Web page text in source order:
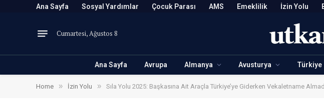
Ana Sayfa Sosyal Yardımlar Çocuk Parası AMS Emeklilik İzin Yolu
Cumartesi, Ağustos 8
Ana Sayfa Avrupa Almanya Avusturya Türkiye
Home » İzin Yolu » Sıla Yolu 2025: Başkasına Ait Araçla Türkiye’ye Giderken Vekaletname